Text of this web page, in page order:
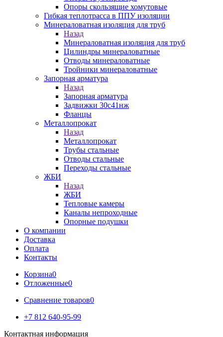
Опоры скользящие хомутовые
Гибкая теплотрасса в ППУ изоляции
Минераловатная изоляция для труб
Назад
Минераловатная изоляция для труб
Цилиндры минераловатные
Отводы минераловатные
Тройники минераловатные
Запорная арматура
Назад
Запорная арматура
Задвижки 30с41нж
Фланцы
Металлопрокат
Назад
Металлопрокат
Трубы стальные
Отводы стальные
Переходы стальные
ЖБИ
Назад
ЖБИ
Тепловые камеры
Каналы непроходные
Опорные подушки
О компании
Доставка
Оплата
Контакты
Корзина0
Отложенные0
Сравнение товаров0
+7 812 640-95-99
Контактная информация